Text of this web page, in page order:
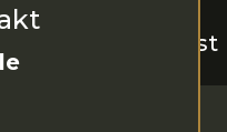
deine Anliegen
umfasst